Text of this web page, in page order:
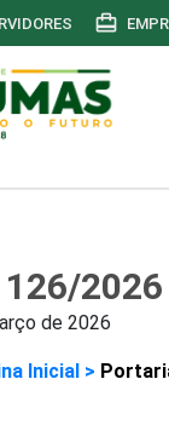
card_travel
2026
de 2026
Inicial >